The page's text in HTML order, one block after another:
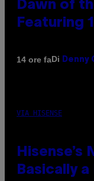
Dawn of
Featuring
14 ore faDi Denny
VIA HISENSE
Hisense’s
Basically